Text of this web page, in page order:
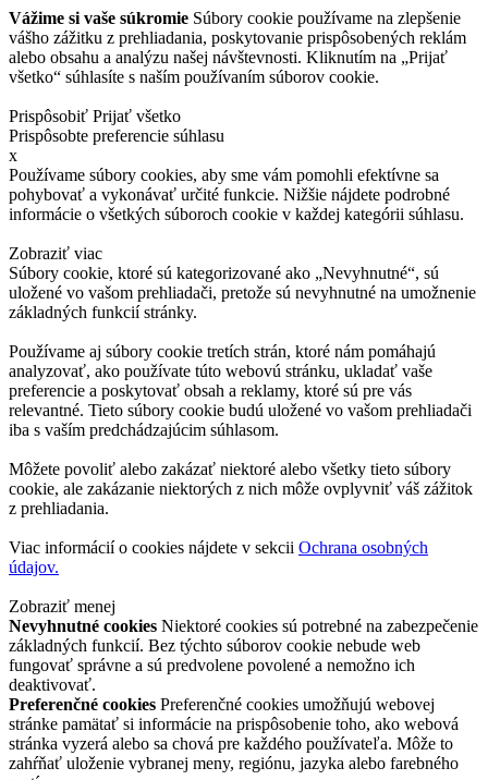
Vážime si vaše súkromie Súbory cookie používame na zlepšenie
vášho zážitku z prehliadania, poskytovanie prispôsobených reklám
alebo obsahu a analýzu našej návštevnosti. Kliknutím na „Prijať
všetko“ súhlasíte s naším používaním súborov cookie.
Prispôsobiť Prijať všetko
Prispôsobte preferencie súhlasu
x
Používame súbory cookies, aby sme vám pomohli efektívne sa
pohybovať a vykonávať určité funkcie. Nižšie nájdete podrobné
informácie o všetkých súboroch cookie v každej kategórii súhlasu.
Zobraziť viac
Súbory cookie, ktoré sú kategorizované ako „Nevyhnutné“, sú
uložené vo vašom prehliadači, pretože sú nevyhnutné na umožnenie
základných funkcií stránky.
Používame aj súbory cookie tretích strán, ktoré nám pomáhajú
analyzovať, ako používate túto webovú stránku, ukladať vaše
preferencie a poskytovať obsah a reklamy, ktoré sú pre vás
relevantné. Tieto súbory cookie budú uložené vo vašom prehliadači
iba s vaším predchádzajúcim súhlasom.
Môžete povoliť alebo zakázať niektoré alebo všetky tieto súbory
cookie, ale zakázanie niektorých z nich môže ovplyvniť váš zážitok
z prehliadania.
Viac informácií o cookies nájdete v sekcii Ochrana osobných
údajov.
Zobraziť menej
Nevyhnutné cookies Niektoré cookies sú potrebné na zabezpečenie
základných funkcií. Bez týchto súborov cookie nebude web
fungovať správne a sú predvolene povolené a nemožno ich
deaktivovať.
Preferenčné cookies Preferenčné cookies umožňujú webovej
stránke pamätať si informácie na prispôsobenie toho, ako webová
stránka vyzerá alebo sa chová pre každého používateľa. Môže to
zahŕňať uloženie vybranej meny, regiónu, jazyka alebo farebného